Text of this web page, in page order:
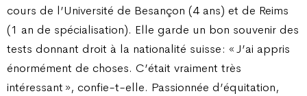
cours de l’Université de Besançon (4 ans) et de Reims
(1 an de spécialisation). Elle garde un bon souvenir des
tests donnant droit à la nationalité suisse : « J’ai appris
énormément de choses. C’était vraiment très
intéressant », confie-t-elle. Passionnée d’équitation,